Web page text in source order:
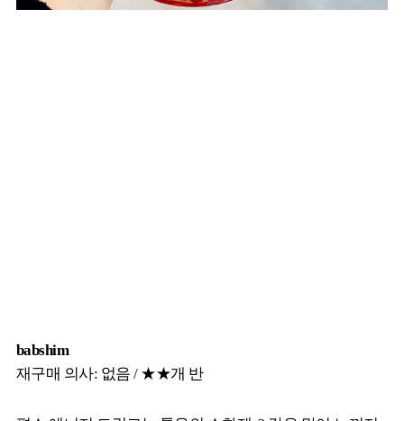
babshim
재구매 의사: 없음 / ★★개 반